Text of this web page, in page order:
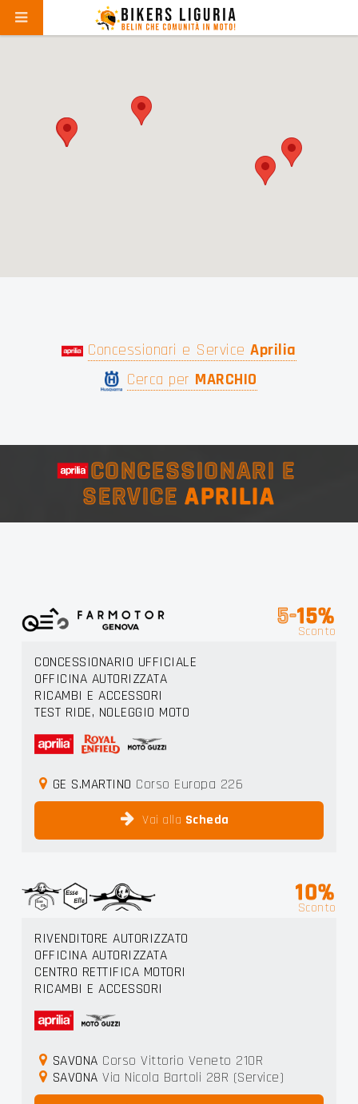
Concessionari e ServiceAprilia
Cerca per MARCHIO
CONCESSIONARI E
SERVICEAPRILIA
5-15%
Sconto
CONCESSIONARIO UFFICIALE
OFFICINA AUTORIZZATA
RICAMBI E ACCESSORI
TEST RIDE, NOLEGGIO MOTO
GE S.MARTINO Corso Europa 226
Vai alla Scheda
10%
Sconto
RIVENDITORE AUTORIZZATO
OFFICINA AUTORIZZATA
CENTRO RETTIFICA MOTORI
RICAMBI E ACCESSORI
SAVONA Corso Vittorio Veneto 210R
SAVONA Via Nicola Bartoli 28R (Service)